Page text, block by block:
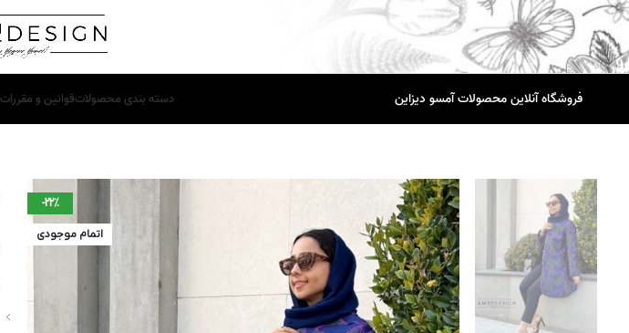
فروشگاه آنلاین محصولات آمسو دیزاین دسته بندی محصولاتقوانین و مقررات
-22%
اتمام موجودی